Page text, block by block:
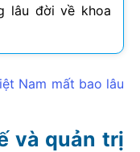
lâu đời về khoa
Nam mất bao lâu
và quản trị